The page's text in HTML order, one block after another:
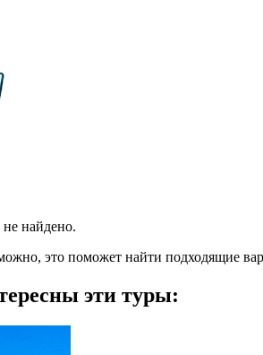
найдено.
это поможет найти подходящие
эти туры: